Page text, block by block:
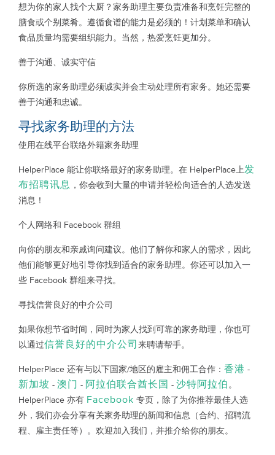
想为你的家人找个大厨？家务助理主要负责准备和烹饪完整的
膳食或个别菜肴。遵循食谱的能力是必须的！计划菜单和确认
食品质量均需要组织能力。当然，热爱烹饪更加分。
善于沟通、诚实守信
你所选的家务助理必须诚实并会主动处理所有家务。她还需要
善于沟通和忠诚。
寻找家务助理的方法
使用在线平台联络外籍家务助理
HelperPlace 能让你联络最好的家务助理。在 HelperPlace上发
布招聘讯息 ，你会收到大量的申请并轻松向适合的人选发送
消息！
个人网络和 Facebook 群组
向你的朋友和亲戚询问建议。他们了解你和家人的需求，因此
他们能够更好地引导你找到适合的家务助理。你还可以加入一
些 Facebook 群组来寻找。
寻找信誉良好的中介公司
如果你想节省时间，同时为家人找到可靠的家务助理，你也可
以通过信誉良好的中介公司 来聘请帮手。
HelperPlace 还有与以下国家/地区的雇主和佣工合作： 香港 -
新加坡 - 澳门 - 阿拉伯联合酋长国 - 沙特阿拉伯。
HelperPlace 亦有 Facebook 专页，除了为你推荐最佳人选
外，我们亦会分享有关家务助理的新闻和信息（合约、招聘流
程、雇主责任等）。欢迎加入我们，并推介给你的朋友。